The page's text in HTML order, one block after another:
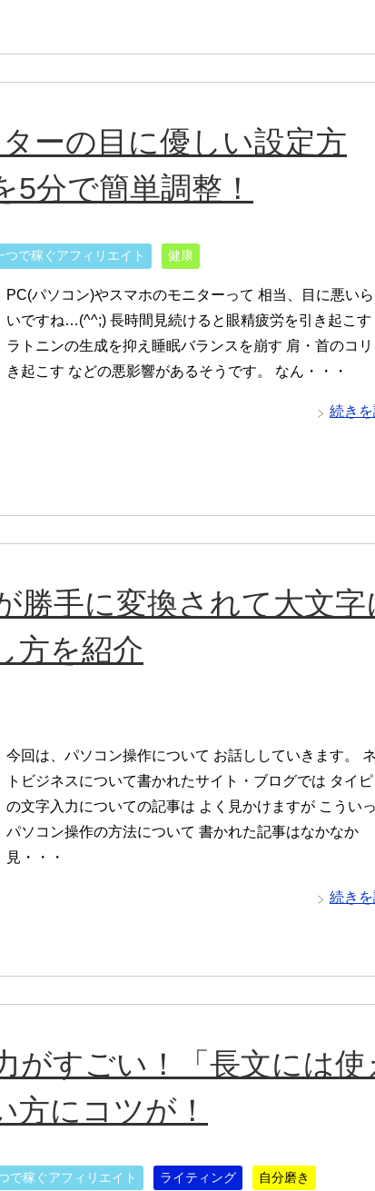
ーの目に優しい設定方
分で簡単調整！
つで稼ぐアフィリエイト 健康
PC(パソコン)やスマホのモニターって 相当、目に悪いら
いですね…(^^;) 長時間見続けると眼精疲労を引き起こす
ラトニンの生成を抑え睡眠バランスを崩す 肩・首のコリ
き起こす などの悪影響があるそうです。 なん・・・
続き
勝手に変換されて大文字
方を紹介
今回は、パソコン操作について お話ししていきます。
トビジネスについて書かれたサイト・ブログでは タイ
の文字入力についての記事は よく見かけますが こうい
パソコン操作の方法について 書かれた記事はなかなか
見・・・
続き
がすごい！「長文には使
方にコツが！
で稼ぐアフィリエイト ライティング 自分磨き